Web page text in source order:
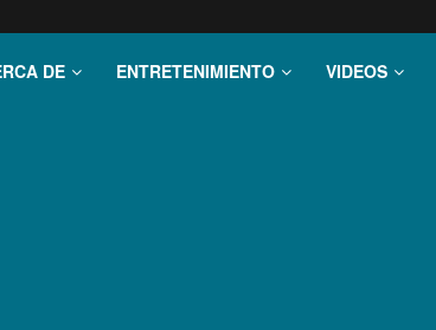
DE ENTRETENIMIENTO VIDEOS